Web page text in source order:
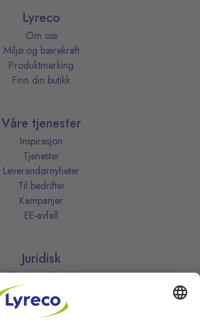
Lyreco
Om oss
Miljø og bærekraft
Produktmerking
Finn din butikk
Våre tjenester
Inspirasjon
Tjenester
Leverandørnyheter
Til bedrifter
Kampanjer
EE-avfall
Juridisk
Informasjonskapsler
Kjøpsbetingelser
Personvernerklæring
Vilkår